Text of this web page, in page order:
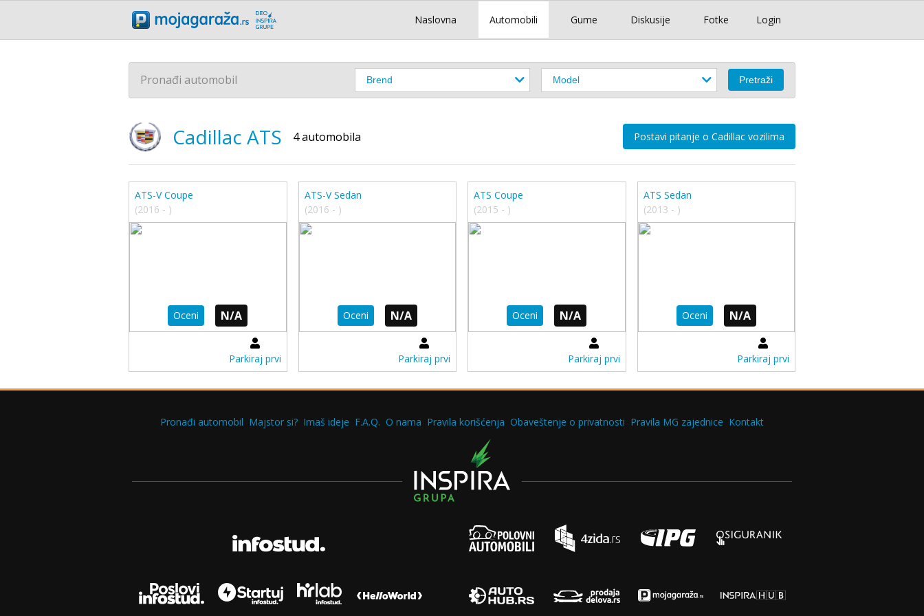
Login
Naslovna Automobili Gume Diskusije Fotke
Pronađi automobil
Cadillac ATS 4 automobila Postavi pitanje o Cadillac vozilima
ATS-V Coupe
(2016 - )
Oceni N/A
Parkiraj prvi
ATS-V Sedan
(2016 - )
Oceni N/A
Parkiraj prvi
ATS Coupe
(2015 - )
Oceni N/A
Parkiraj prvi
ATS Sedan
(2013 - )
Oceni N/A
Parkiraj prvi
Pronađi automobil Majstor si? Imaš ideje F.A.Q. O nama Pravila korišćenja Obaveštenje o privatnosti Pravila MG zajednice Kontakt